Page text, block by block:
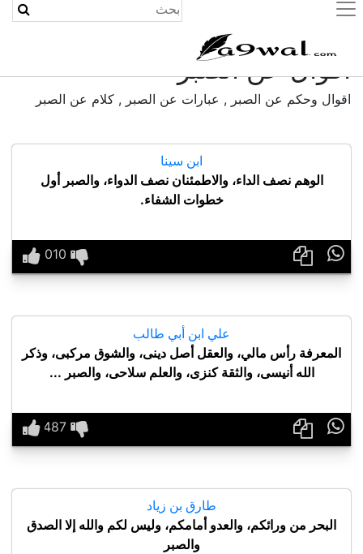
(current)
أقوال عن الصبر
اقوال وحكم عن الصبر , عبارات عن الصبر , كلام عن الصبر
ابن سينا
الوهم نصف الداء، والاطمئنان نصف الدواء، والصبر أول
خطوات الشفاء.

علي ابن أبي طالب
المعرفة رأس مالي، والعقل أصل دينى، والشوق مركبى، وذكر
الله أنيسى، والثقة كنزى، والعلم سلاحى، والصبر ...

طارق بن زياد
البحر من ورائكم، والعدو أمامكم، وليس لكم والله إلا الصدق
والصبر